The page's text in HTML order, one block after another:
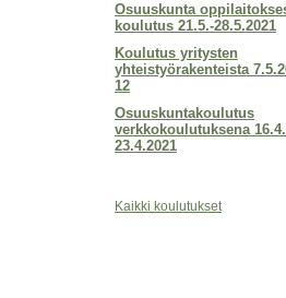
Osuuskunta
koulutus 21.5.-28.5.2021
Koulutus yritysten
yhteistyörakenteista
12
Osuuskuntakoulutus
verkkokoulutuksena
23.4.2021
Kaikki koulutukset